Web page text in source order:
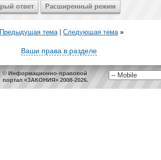
Предыдущая тема| Следующая тема »
Ваши права в разделе
© Информационно-правовой
портал «ЗАКОНИЯ» 2008-2026.